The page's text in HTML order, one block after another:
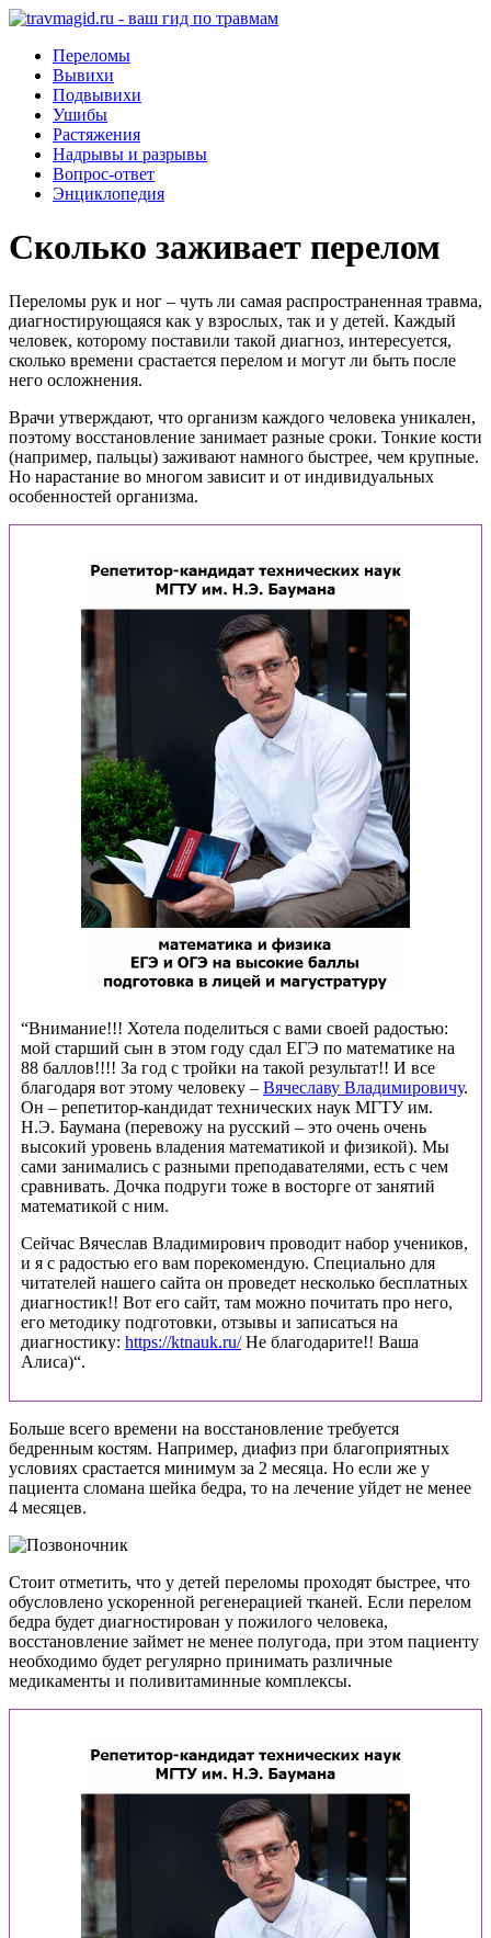
Переломы
Вывихи
Подвывихи
Ушибы
Растяжения
Надрывы и разрывы
Вопрос-ответ
Энциклопедия
Сколько заживает перелом
Переломы рук и ног – чуть ли самая распространенная травма,
диагностирующаяся как у взрослых, так и у детей. Каждый
человек, которому поставили такой диагноз, интересуется,
сколько времени срастается перелом и могут ли быть после
него осложнения.
Врачи утверждают, что организм каждого человека уникален,
поэтому восстановление занимает разные сроки. Тонкие кости
(например, пальцы) заживают намного быстрее, чем крупные.
Но нарастание во многом зависит и от индивидуальных
особенностей организма.
“Внимание!!! Хотела поделиться с вами своей радостью:
мой старший сын в этом году сдал ЕГЭ по математике на
88 баллов!!!! За год с тройки на такой результат!! И все
благодаря вот этому человеку – Вячеславу Владимировичу.
Он – репетитор-кандидат технических наук МГТУ им.
Н.Э. Баумана (перевожу на русский – это очень очень
высокий уровень владения математикой и физикой). Мы
сами занимались с разными преподавателями, есть с чем
сравнивать. Дочка подруги тоже в восторге от занятий
математикой с ним.
Сейчас Вячеслав Владимирович проводит набор учеников,
и я с радостью его вам порекомендую. Специально для
читателей нашего сайта он проведет несколько бесплатных
диагностик!! Вот его сайт, там можно почитать про него,
его методику подготовки, отзывы и записаться на
диагностику: https://ktnauk.ru/Не благодарите!! Ваша
Алиса)“.
Больше всего времени на восстановление требуется
бедренным костям. Например, диафиз при благоприятных
условиях срастается минимум за 2 месяца. Но если же у
пациента сломана шейка бедра, то на лечение уйдет не менее
4 месяцев.
Стоит отметить, что у детей переломы проходят быстрее, что
обусловлено ускоренной регенерацией тканей. Если перелом
бедра будет диагностирован у пожилого человека,
восстановление займет не менее полугода, при этом пациенту
необходимо будет регулярно принимать различные
медикаменты и поливитаминные комплексы.